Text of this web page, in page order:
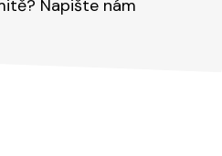
Napište nám